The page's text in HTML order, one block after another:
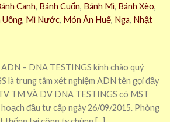
Canh, Bánh Cuốn, Bánh Mì, Bánh Xèo,
Uống, Mì Nước, Món Ăn Huế, Nga, Nhật
– DNA TESTINGS kính chào quý
là trung tâm xét nghiệm ADN tên gọi đầy
TM VÀ DV DNA TESTINGS có MST
đầu tư cấp ngày 26/09/2015. Phòng